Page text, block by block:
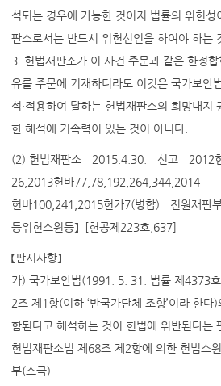
석되는 경우에 가능한 것이지 법률의 위헌성
판소로서는 반드시 위헌선언을 하여야 하는
3. 헌법재판소가 이 사건 주문과 같은 한정합
유를 주문에 기재하더라도 이것은 국가보안
석·적용하여 달하는 헌법재판소의 희망내지
한 해석에 기속력이 있는 것이 아니다.
(2) 헌법재판소ㅤ2015.4.30.ㅤ선고ㅤ2012
26,2013헌바77,78,192,264,344,2014
헌바100,241,2015헌가7(병합)ㅤ전원재판
등위헌소원등】 [헌공제223호,637]
【판시사항】
가) 국가보안법(1991. 5. 31. 법률 제4373
2조 제1항(이하 ‘반국가단체 조항’이라 한다
함된다고 해석하는 것이 헌법에 위반된다는
헌법재판소법 제68조 제2항에 의한 헌법소
부(소극)